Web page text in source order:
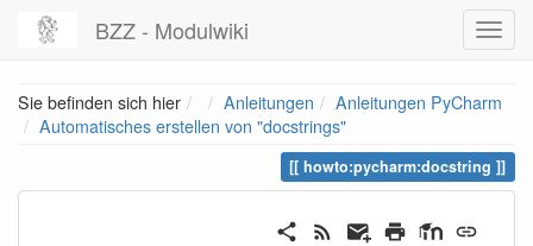
BZZ - Modulwiki
Sie befinden sich hier HomeAnleitungen
Anleitungen PyCharm
Automatisches erstellen von "docstrings"
howto:pycharm:docstring